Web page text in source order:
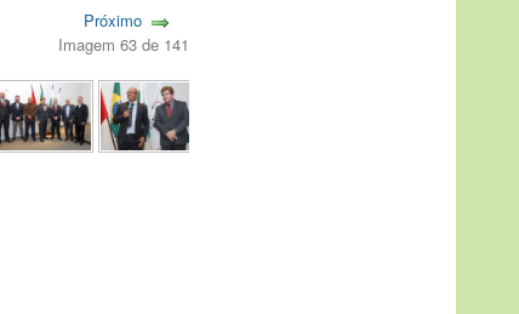
Próximo
Imagem 63 de 141